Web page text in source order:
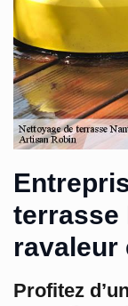
terrasse
ravaleur
Profitez